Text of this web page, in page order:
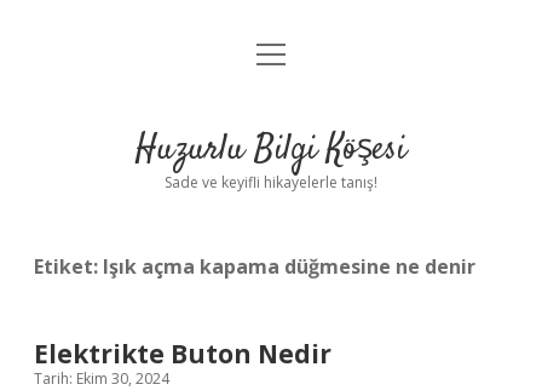
Anasayfa
Yasal Uyarı
menüyü
Huzurlu Bilgi Köşesi
Sade ve keyifli hikayelerle tanış!
Etiket: Işık açma kapama düğmesine ne denir
Elektrikte Buton Nedir
Tarih: Ekim 30, 2024